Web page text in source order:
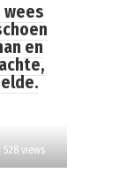
wees
en
528 views